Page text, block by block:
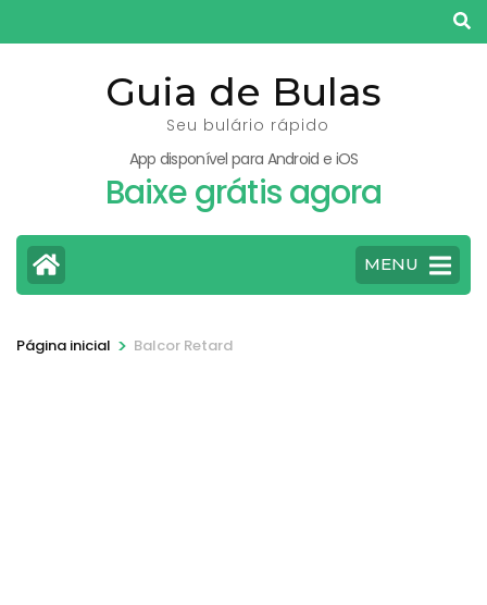
para
Guia de Bulas
Seu bulário rápido
App disponível para Android e iOS
Baixe grátis agora
MENU
Página inicial > Balcor Retard